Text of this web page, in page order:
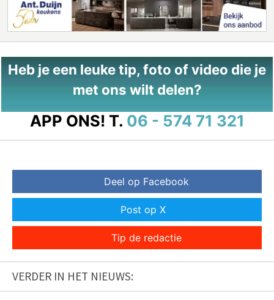
Heb je een leuke tip, foto of video die je
met ons wilt delen?
APP ONS! T. 06 - 574 71 321
Deel op Facebook
Post op X
Tip de redactie
VERDER IN HET NIEUWS: